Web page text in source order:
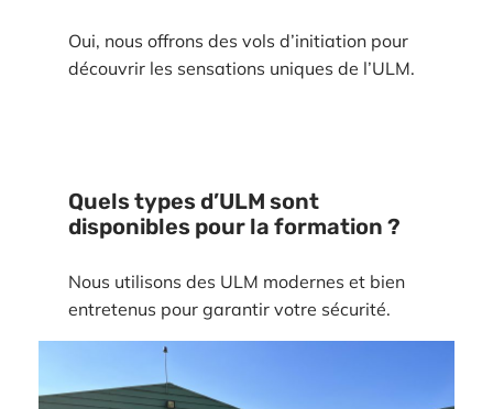
Oui, nous offrons des vols d’initiation pour
découvrir les sensations uniques de l’ULM.
Quels types d’ULM sont
disponibles pour la formation ?
Nous utilisons des ULM modernes et bien
entretenus pour garantir votre sécurité.